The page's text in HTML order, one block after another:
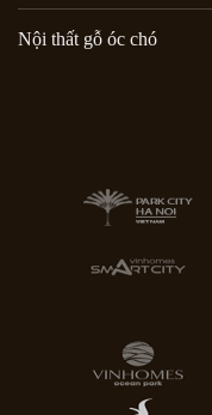
Nội thất gỗ óc chó